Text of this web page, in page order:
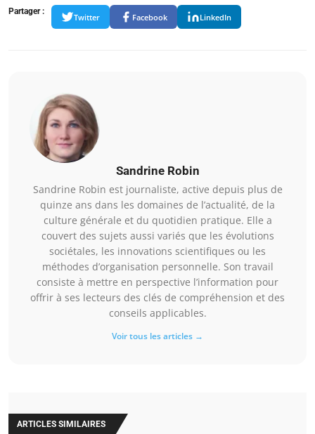
Partager :
Twitter Facebook LinkedIn
Sandrine Robin
Sandrine Robin est journaliste, active depuis plus de
quinze ans dans les domaines de l’actualité, de la
culture générale et du quotidien pratique. Elle a
couvert des sujets aussi variés que les évolutions
sociétales, les innovations scientifiques ou les
méthodes d’organisation personnelle. Son travail
consiste à mettre en perspective l’information pour
offrir à ses lecteurs des clés de compréhension et des
conseils applicables.
Voir tous les articles →
ARTICLES SIMILAIRES